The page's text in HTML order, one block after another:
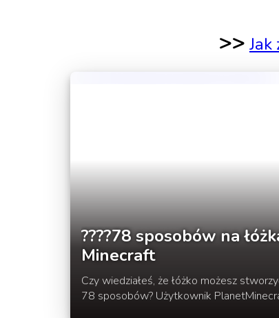
>>
????️78 sposobów na
Minecraft
Czy wiedziałeś, że łóżko możesz
78 sposobów? Użytkownik